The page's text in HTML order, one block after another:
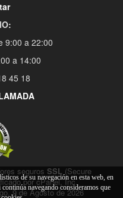
9:00 a 22:00
a 14:00
45 18
seguros SSL (Secure
por cPanel, Inc.
9 de Agosto de 2026
de su navegación en esta web, en
navegando consideramos que